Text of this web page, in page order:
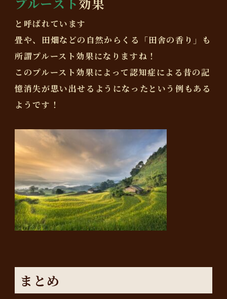
と呼ばれています
畳や、田畑などの自然からくる「田舎の香り」も
所謂プルースト効果になりますね！
このプルースト効果によって認知症による昔の記
憶消失が思い出せるようになったという例もある
ようです！
まとめ